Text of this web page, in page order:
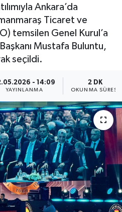
Ankara’da
Ticaret ve
temsilen Genel Kurul’a
Mustafa Buluntu,
seçildi.
- 14:09
YAYINLANMA
2 DK
OKUNMA SÜRESI